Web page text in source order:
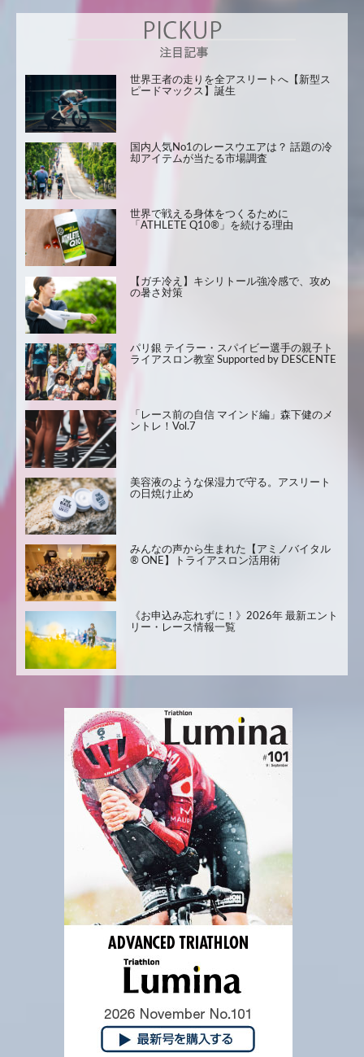
世界王者の走りを全アスリートへ【新型ス
ピードマックス】誕生
国内人気No1のレースウエアは？ 話題の冷
却アイテムが当たる市場調査
世界で戦える身体をつくるために
「ATHLETE Q10®」を続ける理由
【ガチ冷え】キシリトール強冷感で、攻め
の暑さ対策
パリ銀 テイラー・スパイビー選手の親子ト
ライアスロン教室 Supported by DESCENTE
「レース前の自信 マインド編」森下健のメ
ントレ！Vol.7
美容液のような保湿力で守る。アスリート
の日焼け止め
みんなの声から生まれた【アミノバイタル
® ONE】トライアスロン活用術
《お申込み忘れずに！》2026年 最新エント
リー・レース情報一覧